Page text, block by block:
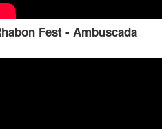
Fest - Ambuscada